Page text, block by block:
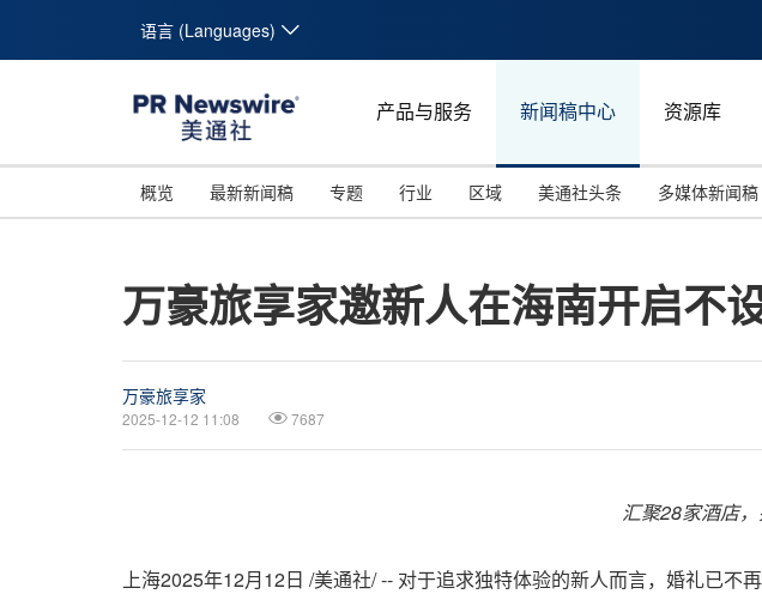
语言 (Languages)
产品与服务 新闻稿中心 资源库
概览 最新新闻稿 专题 行业 区域 美通社头条 多媒体新闻稿
万豪旅享家邀新人在海南开启不
万豪旅享家
2025-12-12 11:08 7687
汇聚28家酒店
上海2025年12月12日 /美通社/ -- 对于追求独特体验的新人而言，婚礼已不